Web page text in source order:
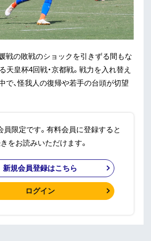
戦の敗戦のショックを引きずる間もな
天皇杯4回戦・京都戦。戦力を入れ替え
で、怪我人の復帰や若手の台頭が切望
員限定です。有料会員に登録すると
をお読みいただけます。
新規会員登録はこちら
ログイン